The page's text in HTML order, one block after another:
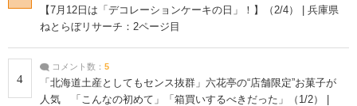
【7月12日は「デコレーションケーキの日」！】（2/4） | 兵庫県
ねとらぼリサーチ：2ページ目
4
コメント数： 5
「北海道土産としてもセンス抜群」六花亭の“店舗限定”お菓子が
人気 「こんなの初めて」「箱買いするべきだった」（1/2） |